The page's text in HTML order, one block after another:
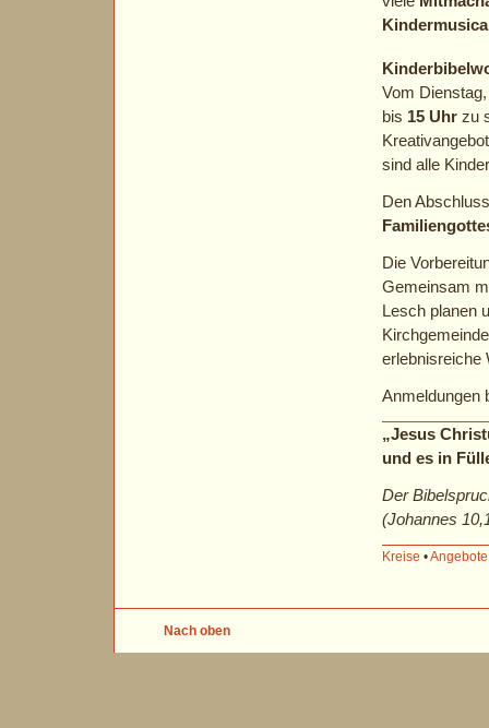
Vom
bis 15 Uhr zu
sind alle
Den
Die
Gemeinsam
Lesch planen
erlebnisreiche
Anmeldungen
„Jesus
und es in
Der
(Johannes
Kreise •Angebote
Nach oben